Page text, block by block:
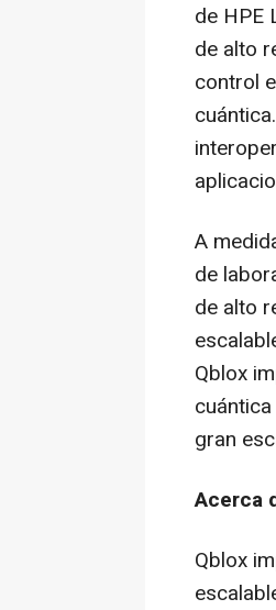
de HPE
de alto
control
A
de
de alto
Qblox
gran
Acerca
Qblox